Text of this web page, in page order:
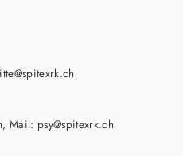
Mail: psy@spitexrk.ch